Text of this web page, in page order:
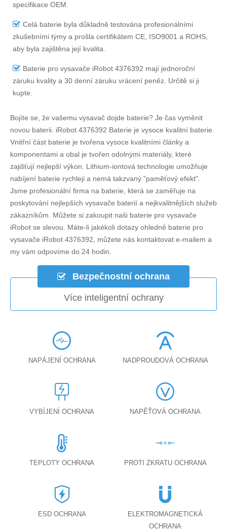
specifikace OEM.
Celá baterie byla důkladně testována profesionálními
zkušebními týmy a prošla certifikátem CE, ISO9001 a ROHS,
aby byla zajištěna její kvalita.
Baterie pro vysavače iRobot 4376392 mají jednoroční
záruku kvality a 30 denní záruku vrácení peněz. Určitě si ji
kupte.
Bojíte se, že vašemu vysavač dojde baterie? Je čas vyměnit
novou baterii. iRobot 4376392 Baterie je vysoce kvalitní baterie.
Vnitřní část baterie je tvořena vysoce kvalitními články a
komponentami a obal je tvořen odolnými materiály, které
zajišťují nejlepší výkon. Lithium-iontová technologie umožňuje
nabíjení baterie rychleji a nemá takzvaný "paměťový efekt".
Jsme profesionální firma na baterie, která se zaměřuje na
poskytování nejlepších vysavače baterií a nejkvalitnějších služeb
zákazníkům. Můžete si zakoupit naši baterie pro vysavače
iRobot se slevou. Máte-li jakékoli dotazy ohledně baterie pro
vysavače iRobot 4376392, můžete nás kontaktovat e-mailem a
my vám odpovíme do 24 hodin.
Bezpečnostní ochrana
Více inteligentní ochrany
NAPÁJENÍ OCHRANA NADPROUDOVÁ OCHRANA
VYBÍJENÍ OCHRANA NAPĚŤOVÁ OCHRANA
TEPLOTY OCHRANA PROTI ZKRATU OCHRANA
ESD OCHRANA
ELEKTROMAGNETICKÁ
OCHRANA